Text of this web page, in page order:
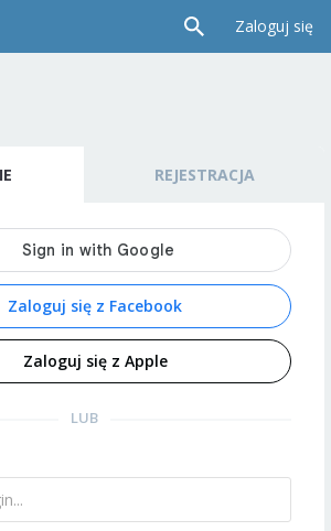
Zaloguj się
REJESTRACJA
Zaloguj się z Facebook
Zaloguj się z Apple
LUB